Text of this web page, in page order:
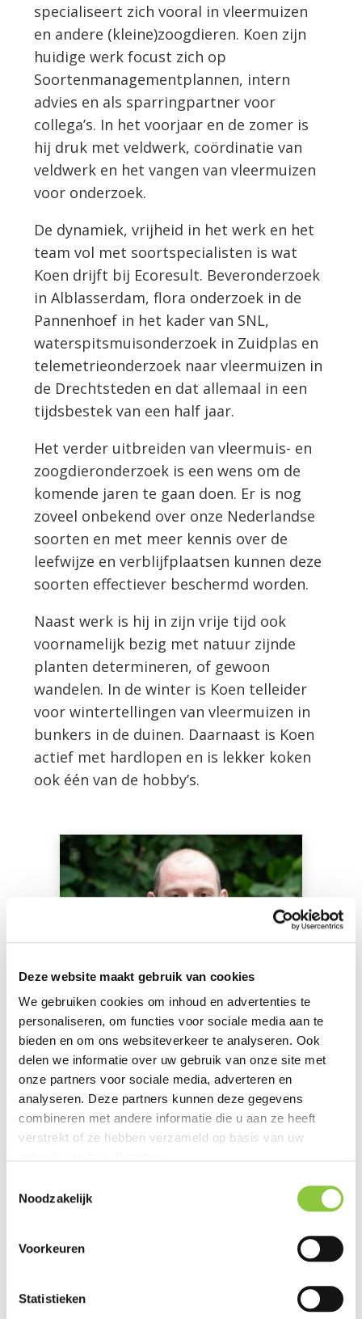
Deze website maakt gebruik van cookies
We gebruiken cookies om inhoud en advertenties te
personaliseren, om functies voor sociale media aan te
bieden en om ons websiteverkeer te analyseren. Ook
delen we informatie over uw gebruik van onze site met
onze partners voor sociale media, adverteren en
analyseren. Deze partners kunnen deze gegevens
combineren met andere informatie die u aan ze heeft
verstrekt of ze hebben verzameld op basis van uw
Noodzakelijk
Voorkeuren
Statistieken
specialiseert zich vooral in vleermuizen
en andere (kleine)zoogdieren. Koen zijn
huidige werk focust zich op
Soortenmanagementplannen, intern
advies en als sparringpartner voor
collega’s. In het voorjaar en de zomer is
hij druk met veldwerk, coördinatie van
veldwerk en het vangen van vleermuizen
voor onderzoek.
De dynamiek, vrijheid in het werk en het
team vol met soortspecialisten is wat
Koen drijft bij Ecoresult. Beveronderzoek
in Alblasserdam, flora onderzoek in de
Pannenhoef in het kader van SNL,
waterspitsmuisonderzoek in Zuidplas en
telemetrieonderzoek naar vleermuizen in
de Drechtsteden en dat allemaal in een
tijdsbestek van een half jaar.
Het verder uitbreiden van vleermuis- en
zoogdieronderzoek is een wens om de
komende jaren te gaan doen. Er is nog
zoveel onbekend over onze Nederlandse
soorten en met meer kennis over de
leefwijze en verblijfplaatsen kunnen deze
soorten effectiever beschermd worden.
Naast werk is hij in zijn vrije tijd ook
voornamelijk bezig met natuur zijnde
planten determineren, of gewoon
wandelen. In de winter is Koen telleider
voor wintertellingen van vleermuizen in
bunkers in de duinen. Daarnaast is Koen
actief met hardlopen en is lekker koken
ook één van de hobby’s.
Contact
we leggen je graag uit wat we